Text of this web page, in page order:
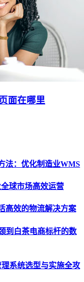
面在哪里
法：优化制造业WMS
球市场高效运营
高效的物流解决方案
到白茶电商标杆的数
系统选型与实施全攻